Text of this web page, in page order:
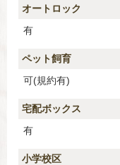
オートロック
有
ペット飼育
可(規約有)
宅配ボックス
有
小学校区